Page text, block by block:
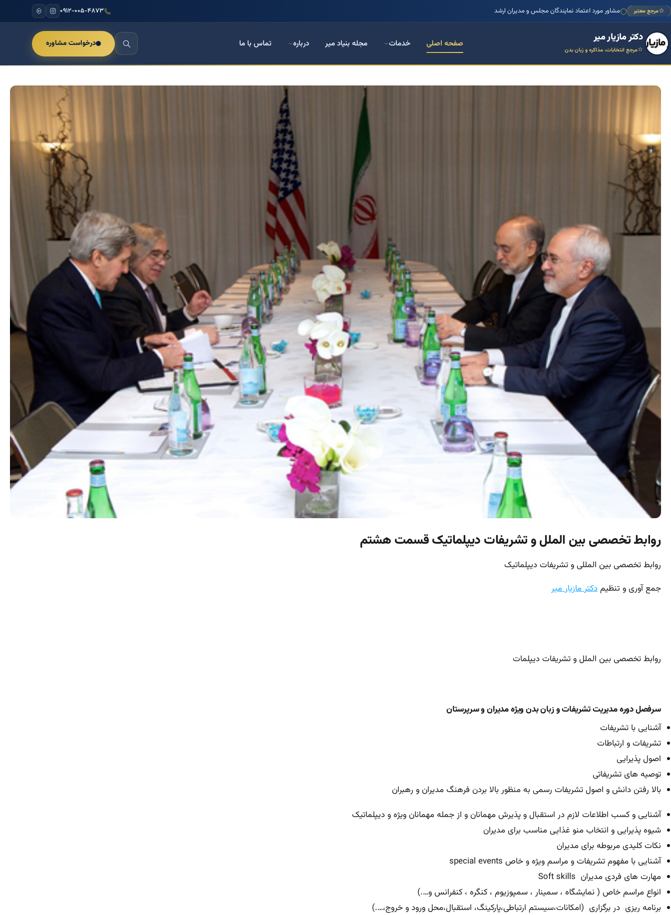
مرجع معتبر مشاور مورد اعتماد نمایندگان مجلس و مدیران ارشد ۰۹۱۲-۰۰۵-۴۸۷۳
دکتر مازیار میر
مرجع انتخابات، مذاکره و زبان بدن
صفحه اصلی خدمات مجله بنیاد میر درباره تماس با ما درخواست مشاوره
روابط تخصصی بین الملل و تشریفات دیپلماتیک قسمت هشتم
روابط تخصصی بین المللی و تشریفات دیپلماتیک
جمع آوری و تنظیمدکتر مازیار میر
روابط تخصصی بین الملل و تشریفات دیپلمات
سرفصل دوره مدیریت تشریفات و زبان بدن ویژه مدیران و سرپرستان
آشنایی با تشریفات
تشريفات و ارتباطات
اصول پذیرایی
توصيه های تشريفاتی
بالا رفتن دانش و اصول تشریفات رسمی به منظور بالا بردن فرهنگ مدیران و رهبران
آشنایی و کسب اطلاعات لازم در استقبال و پذیرش مهمانان و از جمله مهمانان ویژه و دیپلماتیک
شیوه پذیرایی و انتخاب منو غذایی مناسب برای مدیران
نکات کلیدی مربوطه برای مدیران
آشنایی با مفهوم تشریفات و مراسم ویژه و خاص special events
مهارت های فردی مدیران Soft skills
انواع مراسم خاص ( نمایشگاه ، سمینار ، سمپوزیوم ، کنگره ، کنفرانس و….)
برنامه ریزی در برگزاری (امکانات،سیستم ارتباطی،پارکینگ، استقبال،محل ورود و خروج،….)